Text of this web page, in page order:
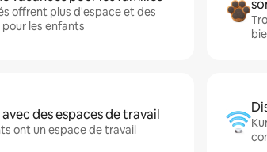
offrent plus d'espace et des
les enfants
des espaces de travail
ont un espace de travail